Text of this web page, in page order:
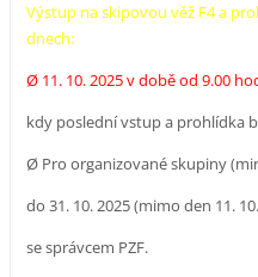
Výstup na skipovou věž F4 a
dnech:
Ø 11. 10. 2025 v době od 9.00
kdy poslední vstup a prohlídka
Ø Pro organizované skupiny
do 31. 10. 2025 (mimo den 11.
se správcem PZF.